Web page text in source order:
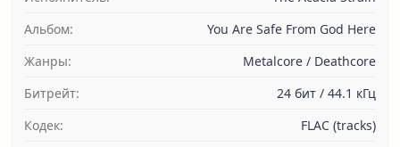
Альбом:
You Are Safe From God Here
Жанры:
Metalcore / Deathcore
Битрейт:
24 бит / 44.1 кГц
Кодек:
FLAC (tracks)